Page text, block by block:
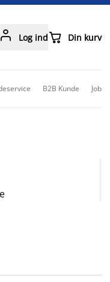
 Log ind Din kurv
B2B Kunde Job